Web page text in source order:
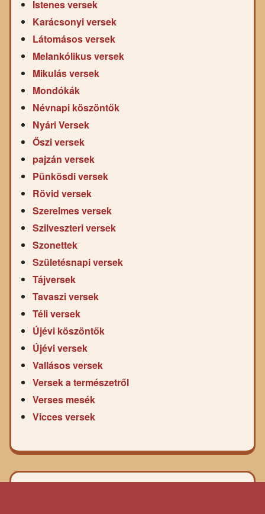
Istenes versek
Karácsonyi versek
Látomásos versek
Melankólikus versek
Mikulás versek
Mondókák
Névnapi köszöntők
Nyári Versek
Őszi versek
pajzán versek
Pünkösdi versek
Rövid versek
Szerelmes versek
Szilveszteri versek
Szonettek
Születésnapi versek
Tájversek
Tavaszi versek
Téli versek
Újévi köszöntők
Újévi versek
Vallásos versek
Versek a természetről
Verses mesék
Vicces versek